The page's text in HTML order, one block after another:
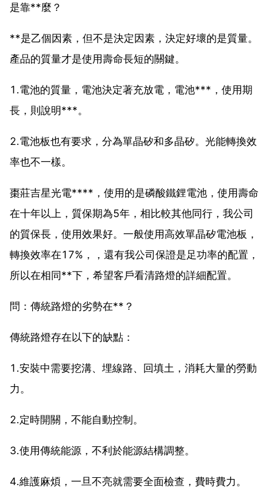
是靠**麼？
**是乙個因素，但不是決定因素，決定好壞的是質量。
產品的質量才是使用壽命長短的關鍵。
1.電池的質量，電池決定著充放電，電池***，使用期
長，則說明***。
2.電池板也有要求，分為單晶矽和多晶矽。光能轉換效
率也不一樣。
棗莊吉星光電****，使用的是磷酸鐵鋰電池，使用壽命
在十年以上，質保期為5年，相比較其他同行，我公司
的質保長，使用效果好。一般使用高效單晶矽電池板，
轉換效率在17%，，還有我公司保證是足功率的配置，
所以在相同**下，希望客戶看清路燈的詳細配置。
問：傳統路燈的劣勢在**？
傳統路燈存在以下的缺點：
1.安裝中需要挖溝、埋線路、回填土，消耗大量的勞動
力。
2.定時開關，不能自動控制。
3.使用傳統能源，不利於能源結構調整。
4.維護麻煩，一旦不亮就需要全面檢查，費時費力。